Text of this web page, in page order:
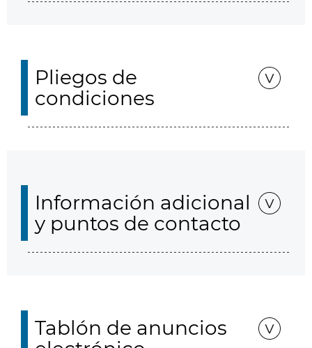
Pliegos de
condiciones
Información adicional
y puntos de contacto
Tablón de anuncios